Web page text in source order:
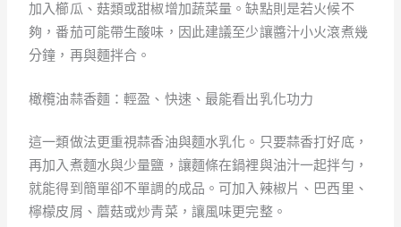
加入櫛瓜、菇類或甜椒增加蔬菜量。缺點則是若火候不
夠，番茄可能帶生酸味，因此建議至少讓醬汁小火滾煮幾
分鐘，再與麵拌合。
橄欖油蒜香麵：輕盈、快速、最能看出乳化功力
這一類做法更重視蒜香油與麵水乳化。只要蒜香打好底，
再加入煮麵水與少量鹽，讓麵條在鍋裡與油汁一起拌勻，
就能得到簡單卻不單調的成品。可加入辣椒片、巴西里、
檸檬皮屑、蘑菇或炒青菜，讓風味更完整。